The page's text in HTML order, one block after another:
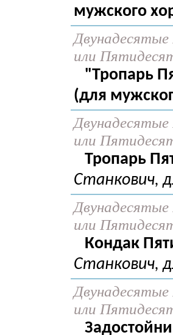
мужского
или
"Тропарь
(для
или
Тропарь
Станкович,
или
Кондак
Станкович,
или